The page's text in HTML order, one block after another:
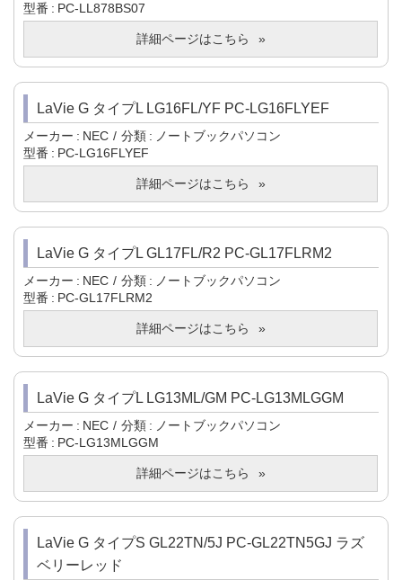
型番
PC-LL878BS07
詳細ページはこちら
LaVie G タイプL LG16FL/YF PC-LG16FLYEF
メーカー NEC 分類
ノートブックパソコン
型番
PC-LG16FLYEF
詳細ページはこちら
LaVie G タイプL GL17FL/R2 PC-GL17FLRM2
メーカー NEC 分類
ノートブックパソコン
型番
PC-GL17FLRM2
詳細ページはこちら
LaVie G タイプL LG13ML/GM PC-LG13MLGGM
メーカー NEC 分類
ノートブックパソコン
型番
PC-LG13MLGGM
詳細ページはこちら
LaVie G タイプS GL22TN/5J PC-GL22TN5GJ ラズ
ベリーレッド